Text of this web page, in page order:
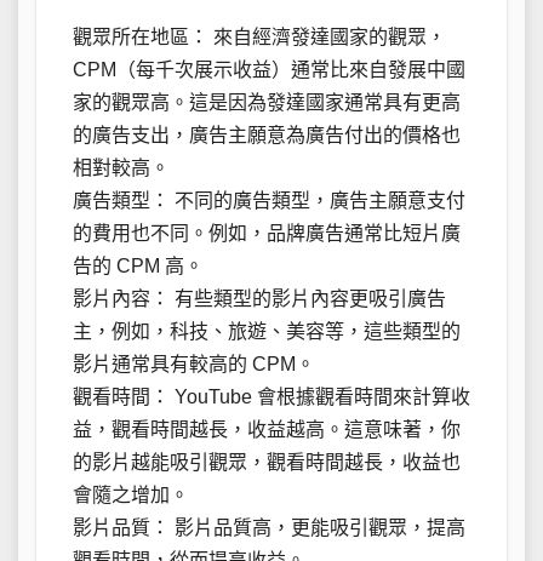
觀眾所在地區： 來自經濟發達國家的觀眾，
CPM（每千次展示收益）通常比來自發展中國
家的觀眾高。這是因為發達國家通常具有更高
的廣告支出，廣告主願意為廣告付出的價格也
相對較高。
廣告類型： 不同的廣告類型，廣告主願意支付
的費用也不同。例如，品牌廣告通常比短片廣
告的 CPM 高。
影片內容： 有些類型的影片內容更吸引廣告
主，例如，科技、旅遊、美容等，這些類型的
影片通常具有較高的 CPM。
觀看時間： YouTube 會根據觀看時間來計算收
益，觀看時間越長，收益越高。這意味著，你
的影片越能吸引觀眾，觀看時間越長，收益也
會隨之增加。
影片品質： 影片品質高，更能吸引觀眾，提高